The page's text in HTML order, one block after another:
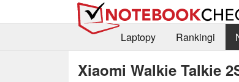
Laptopy Rankingi
Xiaomi Walkie Talkie